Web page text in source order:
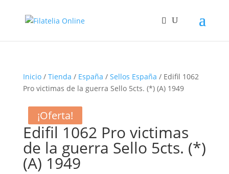
Inicio/ Tienda / España / Sellos España / Edifil 1062
Pro victimas de la guerra Sello 5cts. (*) (A) 1949
Edifil 1062 Pro victimas
de la guerra Sello 5cts. (*)
(A) 1949
¡Oferta!
¡Oferta!